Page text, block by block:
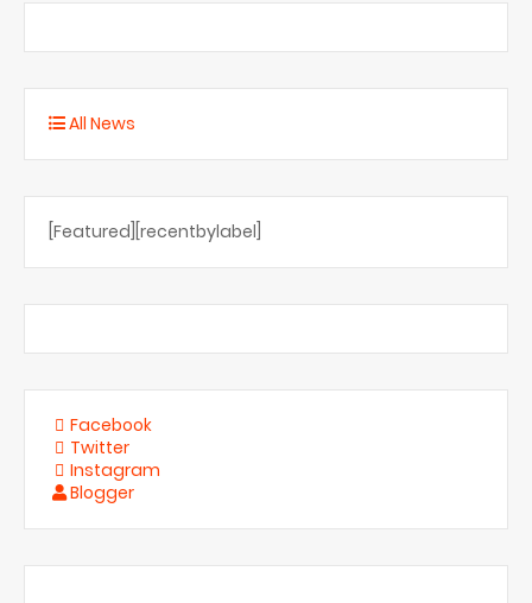
All News
[Featured][recentbylabel]
Facebook
Twitter
Instagram
Blogger